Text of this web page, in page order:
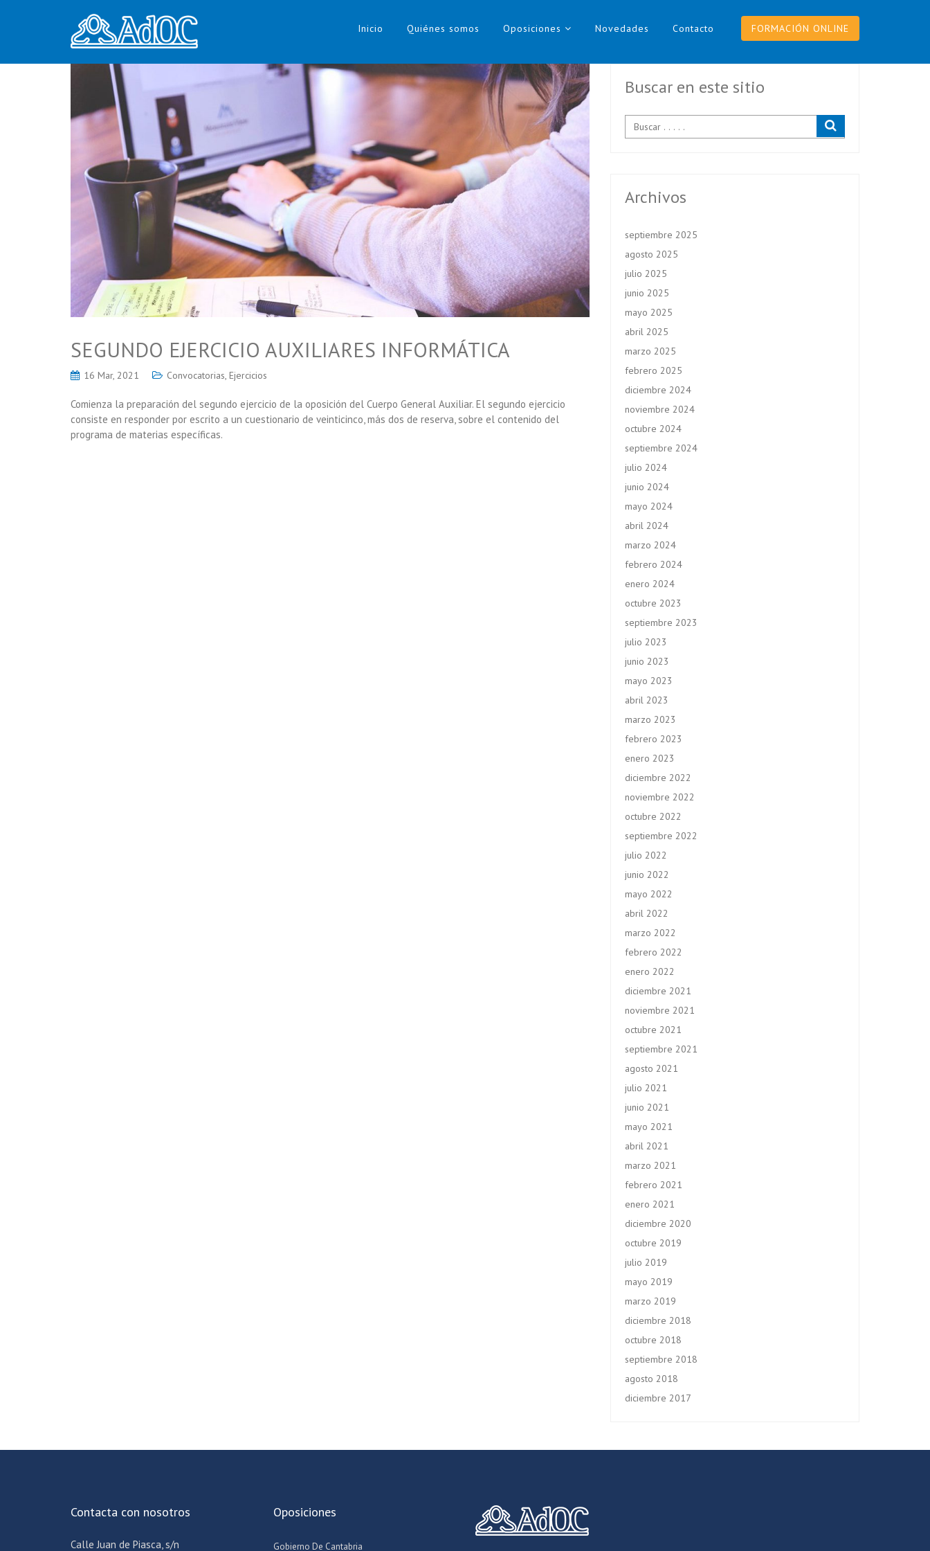
Inicio Quiénes somos Oposiciones Novedades Contacto FORMACIÓN ONLINE
SEGUNDO EJERCICIO AUXILIARES INFORMÁTICA
16 Mar, 2021 Convocatorias, Ejercicios
Comienza la preparación del segundo ejercicio de la oposición del Cuerpo General Auxiliar. El segundo ejercicio
consiste en responder por escrito a un cuestionario de veinticinco, más dos de reserva, sobre el contenido del
programa de materias específicas.
Buscar en este sitio
Archivos
septiembre 2025
agosto 2025
julio 2025
junio 2025
mayo 2025
abril 2025
marzo 2025
febrero 2025
diciembre 2024
noviembre 2024
octubre 2024
septiembre 2024
julio 2024
junio 2024
mayo 2024
abril 2024
marzo 2024
febrero 2024
enero 2024
octubre 2023
septiembre 2023
julio 2023
junio 2023
mayo 2023
abril 2023
marzo 2023
febrero 2023
enero 2023
diciembre 2022
noviembre 2022
octubre 2022
septiembre 2022
julio 2022
junio 2022
mayo 2022
abril 2022
marzo 2022
febrero 2022
enero 2022
diciembre 2021
noviembre 2021
octubre 2021
septiembre 2021
agosto 2021
julio 2021
junio 2021
mayo 2021
abril 2021
marzo 2021
febrero 2021
enero 2021
diciembre 2020
octubre 2019
julio 2019
mayo 2019
marzo 2019
diciembre 2018
octubre 2018
septiembre 2018
agosto 2018
diciembre 2017
Contacta con nosotros
Calle Juan de Piasca, s/n
Oposiciones
Gobierno De Cantabria